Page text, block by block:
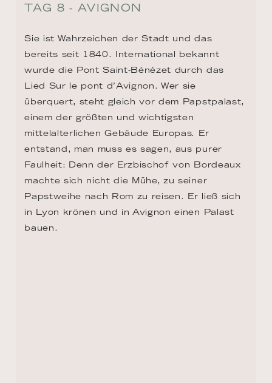
TAG 8 - AVIGNON
Sie ist Wahrzeichen der Stadt und das
bereits seit 1840. International bekannt
wurde die Pont Saint-Bénézet durch das
Lied Sur le pont d’Avignon. Wer sie
überquert, steht gleich vor dem Papstpalast,
einem der größten und wichtigsten
mittelalterlichen Gebäude Europas. Er
entstand, man muss es sagen, aus purer
Faulheit: Denn der Erzbischof von Bordeaux
machte sich nicht die Mühe, zu seiner
Papstweihe nach Rom zu reisen. Er ließ sich
in Lyon krönen und in Avignon einen Palast
bauen.